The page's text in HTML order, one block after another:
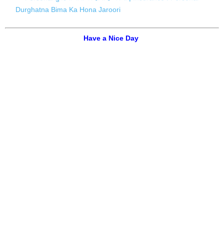
Durghatna Bima Ka Hona Jaroori
Have a Nice Day